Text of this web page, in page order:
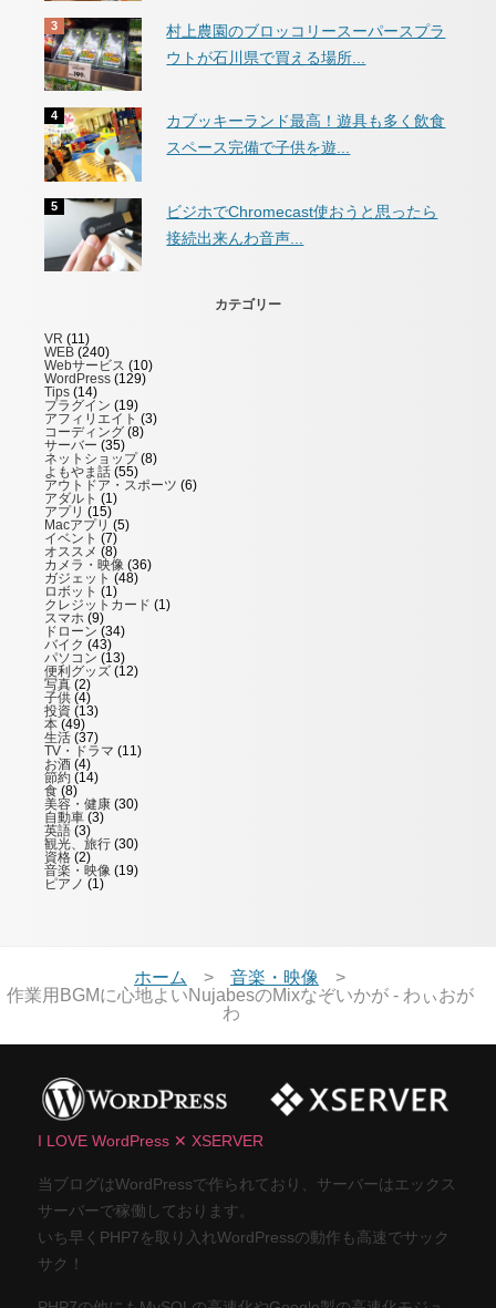
村上農園のブロッコリースーパースプラ
ウトが石川県で買える場所...
カブッキーランド最高！遊具も多く飲食
スペース完備で子供を遊...
ビジホでChromecast使おうと思ったら
接続出来んわ音声...
カテゴリー
VR (11)
WEB (240)
Webサービス (10)
WordPress (129)
Tips (14)
プラグイン (19)
アフィリエイト (3)
コーディング (8)
サーバー (35)
ネットショップ(8)
よもやま話 (55)
アウトドア・スポーツ (6)
アダルト (1)
アプリ (15)
Macアプリ (5)
イベント (7)
オススメ (8)
カメラ・映像 (36)
ガジェット (48)
ロボット (1)
クレジットカード (1)
スマホ (9)
ドローン (34)
バイク (43)
パソコン (13)
便利グッズ (12)
写真 (2)
子供 (4)
投資 (13)
本 (49)
生活 (37)
TV・ドラマ (11)
お酒 (4)
節約 (14)
食 (8)
美容・健康 (30)
自動車 (3)
英語 (3)
観光、旅行 (30)
資格 (2)
音楽・映像 (19)
ピアノ (1)
ホーム
音楽・映像
作業用BGMに心地よいNujabesのMixなぞいかが - わぃおが
わ
I LOVE WordPress ✕ XSERVER
当ブログはWordPressで作られており、サーバーはエックス
サーバーで稼働しております。
いち早くPHP7を取り入れWordPressの動作も高速でサック
サク！